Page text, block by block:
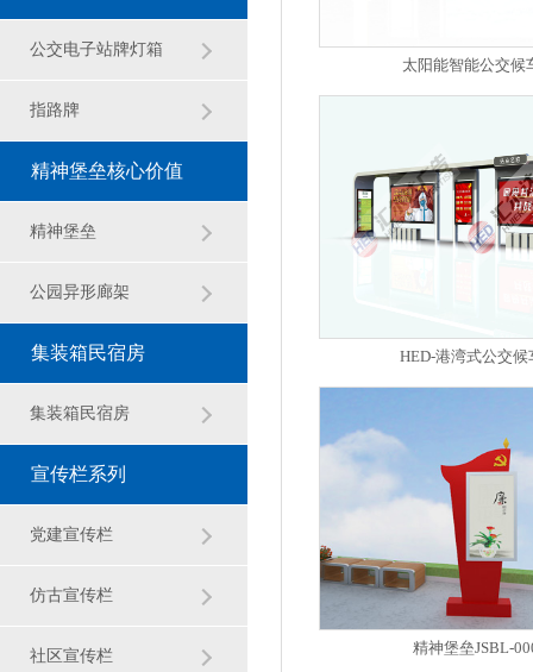
公交电子站牌灯箱
指路牌
精神堡垒核心价值
观雕塑
精神堡垒
公园异形廊架
集装箱民宿房
集装箱民宿房
宣传栏系列
党建宣传栏
仿古宣传栏
社区宣传栏
太阳能智能公交候
HED-港湾式公交候
精神堡垒JSBL-